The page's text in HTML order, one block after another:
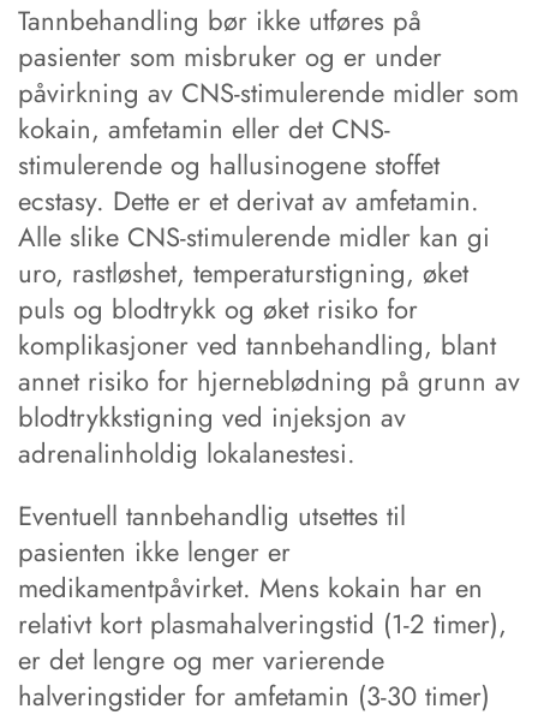
Tannbehandling bør ikke utføres på
pasienter som misbruker og er under
påvirkning av CNS-stimulerende midler som
kokain, amfetamin eller det CNS-
stimulerende og hallusinogene stoffet
ecstasy. Dette er et derivat av amfetamin.
Alle slike CNS-stimulerende midler kan gi
uro, rastløshet, temperaturstigning, øket
puls og blodtrykk og øket risiko for
komplikasjoner ved tannbehandling, blant
annet risiko for hjerneblødning på grunn av
blodtrykkstigning ved injeksjon av
adrenalinholdig lokalanestesi.
Eventuell tannbehandlig utsettes til
pasienten ikke lenger er
medikamentpåvirket. Mens kokain har en
relativt kort plasmahalveringstid (1-2 timer),
er det lengre og mer varierende
halveringstider for amfetamin (3-30 timer)